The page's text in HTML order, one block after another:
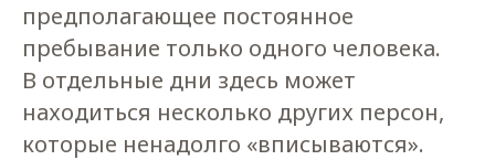
предполагающее постоянное
пребывание только одного человека.
В отдельные дни здесь может
находиться несколько других персон,
которые ненадолго «вписываются».